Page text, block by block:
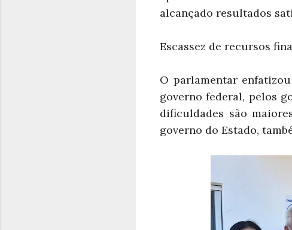
alcançado resultados
Escassez de recursos
O parlamentar
governo federal, pelos
dificuldades são
governo do Estado,